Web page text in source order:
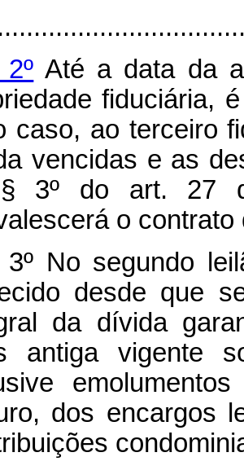
Até a data da
fiduciária,
caso, ao terceiro
vencidas e as
3º do art. 27
o
3º No segundo
desde que
da dívida
antiga vigente
dos encargos